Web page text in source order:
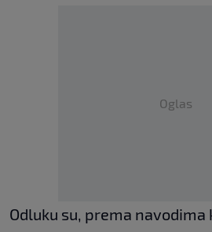
Oglas
Odluku su, prema navodima